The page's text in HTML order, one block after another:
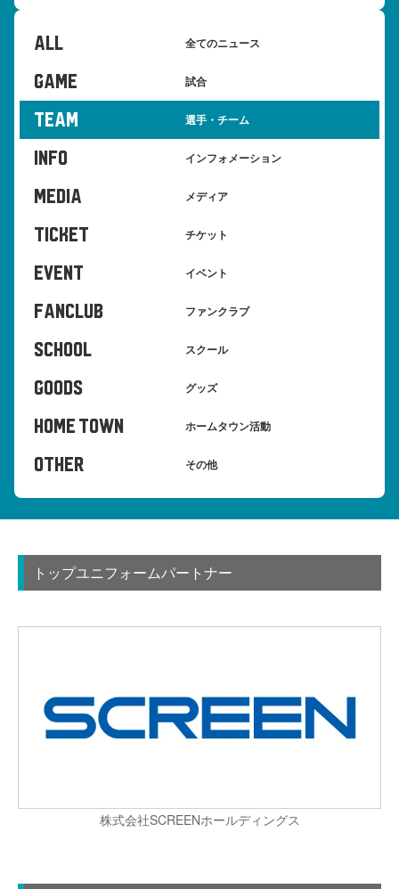
ALL 全てのニュース
GAME 試合
TEAM 選手・チーム
INFO インフォメーション
MEDIA メディア
TICKET チケット
EVENT イベント
FANCLUB ファンクラブ
SCHOOL スクール
GOODS グッズ
HOME TOWN ホームタウン活動
OTHER その他
トップユニフォームパートナー
株式会社SCREENホールディングス